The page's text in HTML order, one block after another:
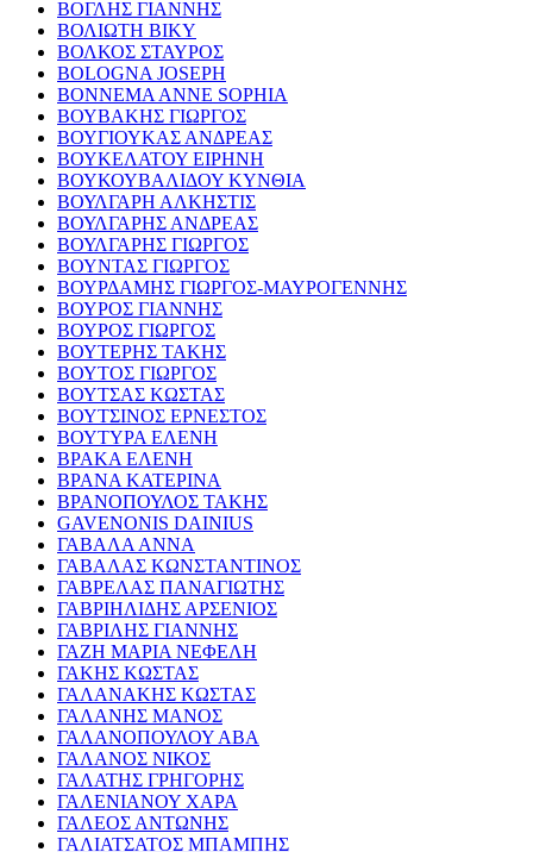
ΒΟΓΛΗΣ ΓΙΑΝΝΗΣ
ΒΟΛΙΩΤΗ ΒΙΚΥ
ΒΟΛΚΟΣ ΣΤΑΥΡΟΣ
BOLOGNA JOSEPH
BONNEMA ANNE SOPHIA
ΒΟΥΒΑΚΗΣ ΓΙΩΡΓΟΣ
ΒΟΥΓΙΟΥΚΑΣ ΑΝΔΡΕΑΣ
ΒΟΥΚΕΛΑΤΟΥ ΕΙΡΗΝΗ
ΒΟΥΚΟΥΒΑΛΙΔΟΥ ΚΥΝΘΙΑ
ΒΟΥΛΓΑΡΗ ΑΛΚΗΣΤΙΣ
ΒΟΥΛΓΑΡΗΣ ΑΝΔΡΕΑΣ
ΒΟΥΛΓΑΡΗΣ ΓΙΩΡΓΟΣ
ΒΟΥΝΤΑΣ ΓΙΩΡΓΟΣ
ΒΟΥΡΔΑΜΗΣ ΓΙΩΡΓΟΣ-ΜΑΥΡΟΓΕΝΝΗΣ
ΒΟΥΡΟΣ ΓΙΑΝΝΗΣ
ΒΟΥΡΟΣ ΓΙΩΡΓΟΣ
ΒΟΥΤΕΡΗΣ ΤΑΚΗΣ
ΒΟΥΤΟΣ ΓΙΩΡΓΟΣ
ΒΟΥΤΣΑΣ ΚΩΣΤΑΣ
ΒΟΥΤΣΙΝΟΣ ΕΡΝΕΣΤΟΣ
ΒΟΥΤΥΡΑ ΕΛΕΝΗ
ΒΡΑΚΑ ΕΛΕΝΗ
ΒΡΑΝΑ ΚΑΤΕΡΙΝΑ
ΒΡΑΝΟΠΟΥΛΟΣ ΤΑΚΗΣ
GAVENONIS DAINIUS
ΓΑΒΑΛΑ ΑΝΝΑ
ΓΑΒΑΛΑΣ ΚΩΝΣΤΑΝΤΙΝΟΣ
ΓΑΒΡΕΛΑΣ ΠΑΝΑΓΙΩΤΗΣ
ΓΑΒΡΙΗΛΙΔΗΣ ΑΡΣΕΝΙΟΣ
ΓΑΒΡΙΛΗΣ ΓΙΑΝΝΗΣ
ΓΑΖΗ ΜΑΡΙΑ ΝΕΦΕΛΗ
ΓΑΚΗΣ ΚΩΣΤΑΣ
ΓΑΛΑΝΑΚΗΣ ΚΩΣΤΑΣ
ΓΑΛΑΝΗΣ ΜΑΝΟΣ
ΓΑΛΑΝΟΠΟΥΛΟΥ ΑΒΑ
ΓΑΛΑΝΟΣ ΝΙΚΟΣ
ΓΑΛΑΤΗΣ ΓΡΗΓΟΡΗΣ
ΓΑΛΕΝΙΑΝΟΥ ΧΑΡΑ
ΓΑΛΕΟΣ ΑΝΤΩΝΗΣ
ΓΑΛΙΑΤΣΑΤΟΣ ΜΠΑΜΠΗΣ